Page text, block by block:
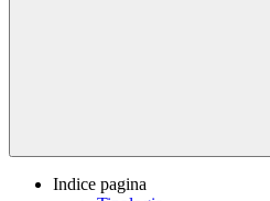
Indice pagina